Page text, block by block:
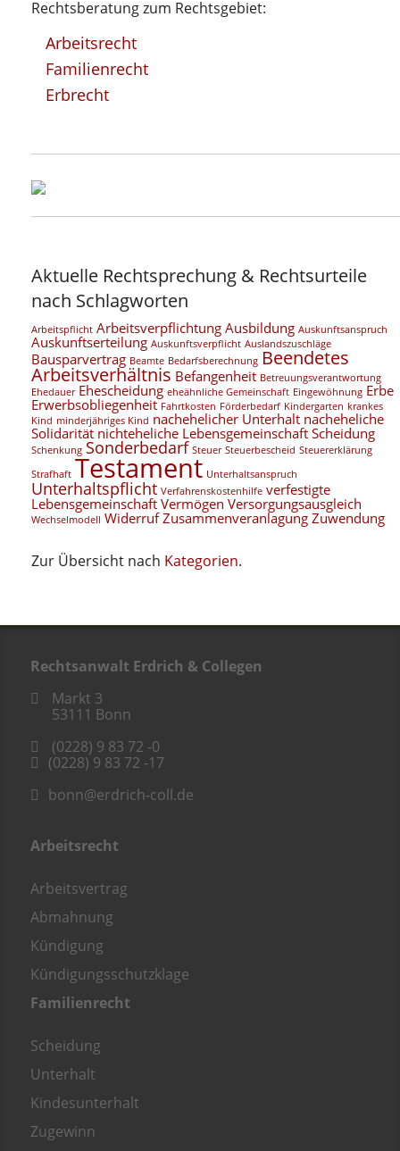
Rechtsberatung zum Rechtsgebiet:
Arbeitsrecht
Familienrecht
Erbrecht
Aktuelle Rechtsprechung & Rechtsurteile
nach Schlagworten
Arbeitspflicht Arbeitsverpflichtung Ausbildung Auskunftsanspruch
Auskunftserteilung Auskunftsverpflicht Auslandszuschläge
Bausparvertrag Beamte Bedarfsberechnung Beendetes
Arbeitsverhältnis Befangenheit Betreuungsverantwortung
Ehedauer Ehescheidung eheähnliche Gemeinschaft Eingewöhnung Erbe
Erwerbsobliegenheit Fahrtkosten Förderbedarf Kindergarten krankes
Kind minderjähriges Kind nachehelicher Unterhalt nacheheliche
Solidarität nichteheliche Lebensgemeinschaft Scheidung
Schenkung Sonderbedarf Steuer Steuerbescheid Steuererklärung
Strafhaft Testament Unterhaltsanspruch
Unterhaltspflicht Verfahrenskostenhilfe verfestigte
Lebensgemeinschaft Vermögen Versorgungsausgleich
Wechselmodell Widerruf Zusammenveranlagung Zuwendung
Zur Übersicht nach Kategorien.
Rechtsanwalt Erdrich & Collegen
Markt 3
53111 Bonn
(0228) 9 83 72 -0
(0228) 9 83 72 -17
bonn@erdrich-coll.de
Arbeitsrecht
Arbeitsvertrag
Abmahnung
Kündigung
Kündigungsschutzklage
Familienrecht
Scheidung
Unterhalt
Kindesunterhalt
Zugewinn